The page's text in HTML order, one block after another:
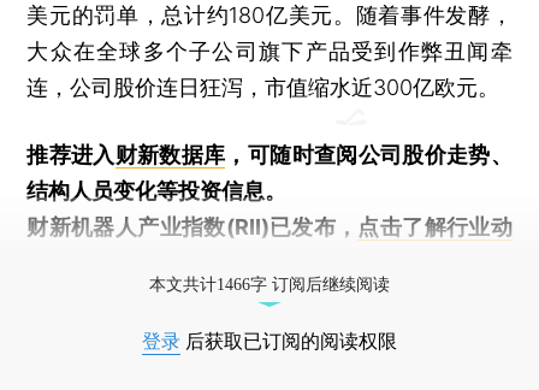
美元的罚单，总计约180亿美元。随着事件发酵，
大众在全球多个子公司旗下产品受到作弊丑闻牵
连，公司股价连日狂泻，市值缩水近300亿欧元。
推荐进入财新数据库 ，可随时查阅公司股价走势、
结构人员变化等投资信息。
财新机器人产业指数(RII)已发布， 点击了解行业动
本文共计1466字 订阅后继续阅读
登录 后获取已订阅的阅读权限